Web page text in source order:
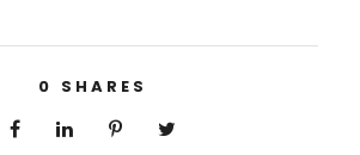
0 SHARES